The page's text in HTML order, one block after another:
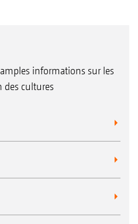
informations sur les
des cultures